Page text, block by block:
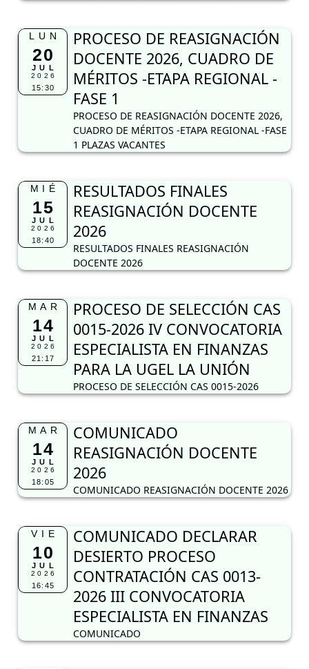
LUN
20
JUL
2026
15:30
PROCESO DE REASIGNACIÓN
DOCENTE 2026, CUADRO DE
MÉRITOS -ETAPA REGIONAL -
FASE 1
PROCESO DE REASIGNACIÓN DOCENTE 2026,
CUADRO DE MÉRITOS -ETAPA REGIONAL -FASE
1 PLAZAS VACANTES
MIÉ
15
JUL
2026
18:40
RESULTADOS FINALES
REASIGNACIÓN DOCENTE
2026
RESULTADOS FINALES REASIGNACIÓN
DOCENTE 2026
MAR
14
JUL
2026
21:17
PROCESO DE SELECCIÓN CAS
0015-2026 IV CONVOCATORIA
ESPECIALISTA EN FINANZAS
PARA LA UGEL LA UNIÓN
PROCESO DE SELECCIÓN CAS 0015-2026
MAR
14
JUL
2026
18:05
COMUNICADO
REASIGNACIÓN DOCENTE
2026
COMUNICADO REASIGNACIÓN DOCENTE 2026
VIE
10
JUL
2026
16:45
COMUNICADO DECLARAR
DESIERTO PROCESO
CONTRATACIÓN CAS 0013-
2026 III CONVOCATORIA
ESPECIALISTA EN FINANZAS
COMUNICADO